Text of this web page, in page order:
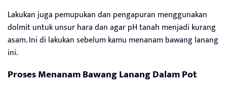
Lakukan juga pemupukan dan pengapuran menggunakan
dolmit untuk unsur hara dan agar pH tanah menjadi kurang
asam. Ini di lakukan sebelum kamu menanam bawang lanang
ini.
Proses Menanam Bawang Lanang Dalam Pot